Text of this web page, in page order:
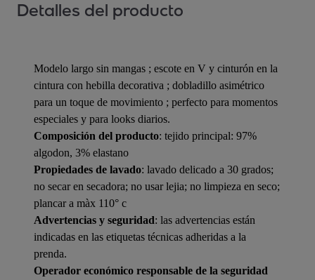
Detalles del producto
Modelo largo sin mangas ; escote en V y cinturón en la
cintura con hebilla decorativa ; dobladillo asimétrico
para un toque de movimiento ; perfecto para momentos
especiales y para looks diarios.
Composición del producto: tejido principal: 97%
algodon, 3% elastano
Propiedades de lavado: lavado delicado a 30 grados;
no secar en secadora; no usar lejia; no limpieza en seco;
plancar a màx 110° c
Advertencias y seguridad: las advertencias están
indicadas en las etiquetas técnicas adheridas a la
prenda.
Operador económico responsable de la seguridad